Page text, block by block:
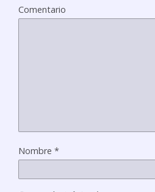
Comentario
Nombre *